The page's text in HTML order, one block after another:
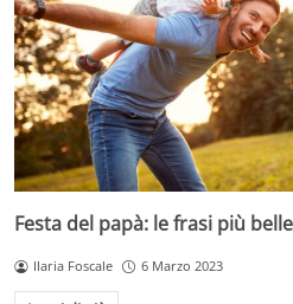
Festa del papà: le frasi più
Ilaria Foscale 6 Marzo 2023